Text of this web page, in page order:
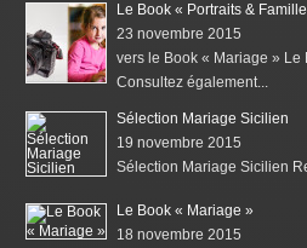
Le Book « Portraits &
23 novembre 2015
vers le Book « Mariage » Le
Consultez également...
Sélection Mariage Sicilien
19 novembre 2015
Sélection Mariage Sicilien
Le Book « Mariage »
18 novembre 2015